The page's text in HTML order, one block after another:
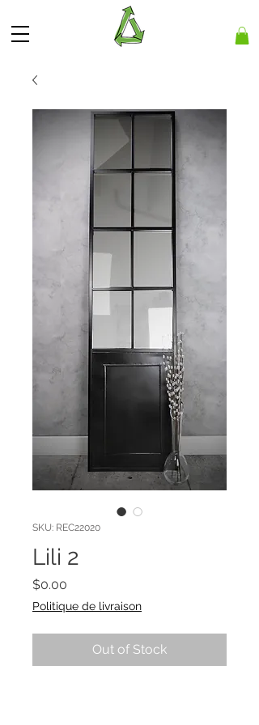
SKU: REC22020
Lili 2
$0.00
Politique de livraison
Out of Stock